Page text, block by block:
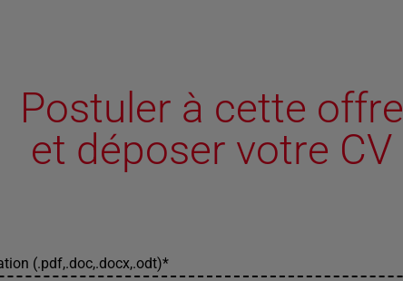
Postuler à cette offre
et déposer votre CV
(.pdf,.doc,.docx,.odt)*